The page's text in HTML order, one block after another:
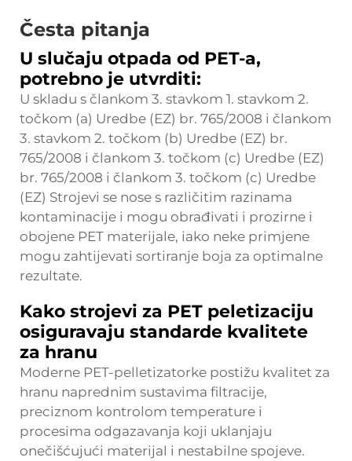
Česta pitanja
U slučaju otpada od PET-a,
potrebno je utvrditi:
U skladu s člankom 3. stavkom 1. stavkom 2.
točkom (a) Uredbe (EZ) br. 765/2008 i člankom
3. stavkom 2. točkom (b) Uredbe (EZ) br.
765/2008 i člankom 3. točkom (c) Uredbe (EZ)
br. 765/2008 i člankom 3. točkom (c) Uredbe
(EZ) Strojevi se nose s različitim razinama
kontaminacije i mogu obrađivati i prozirne i
obojene PET materijale, iako neke primjene
mogu zahtijevati sortiranje boja za optimalne
rezultate.
Kako strojevi za PET peletizaciju
osiguravaju standarde kvalitete
za hranu
Moderne PET-pelletizatorke postižu kvalitet za
hranu naprednim sustavima filtracije,
preciznom kontrolom temperature i
procesima odgazavanja koji uklanjaju
onečišćujući materijal i nestabilne spojeve.